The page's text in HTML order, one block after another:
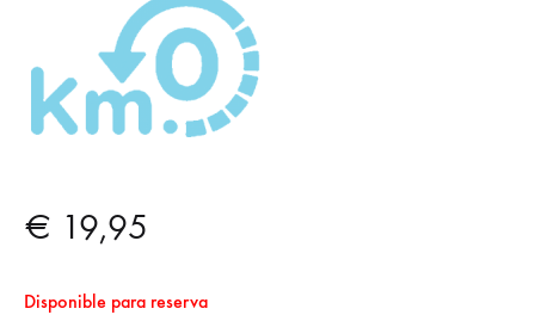
€ 19,95
Disponible para reserva